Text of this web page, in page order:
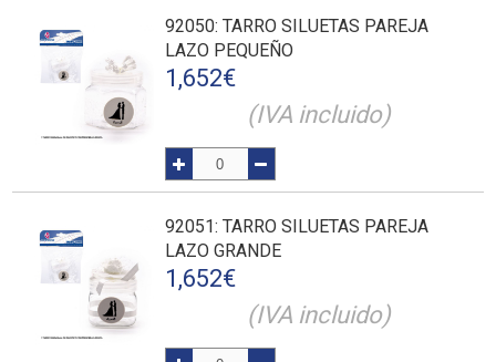
92050: TARRO SILUETAS PAREJA
LAZO PEQUEÑO
1,652€
(IVA incluido)
92051: TARRO SILUETAS PAREJA
LAZO GRANDE
1,652€
(IVA incluido)